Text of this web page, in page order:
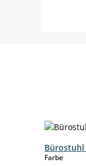
Bürostuhl
Farbe